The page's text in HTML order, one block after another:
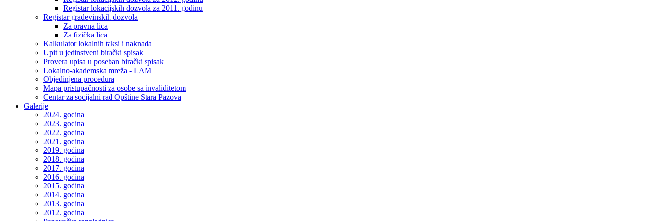
Registar lokacijskih dozvola za 2011. godinu
Registar građevinskih dozvola
Za pravna lica
Za fizička lica
Kalkulator lokalnih taksi i naknada
Upit u jedinstveni birački spisak
Provera upisa u poseban birački spisak
Lokalno-akademska mreža - LAM
Objedinjena procedura
Mapa pristupačnosti za osobe sa invaliditetom
Centar za socijalni rad Opštine Stara Pazova
Galerije
2024. godina
2023. godina
2022. godina
2021. godina
2019. godina
2018. godina
2017. godina
2016. godina
2015. godina
2014. godina
2013. godina
2012. godina